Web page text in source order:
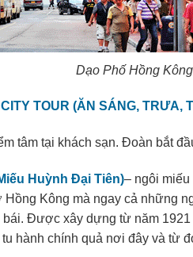
Dạo Phố Hồng Kông
CITY TOUR(ĂN SÁNG, TRƯA,
tâm tại khách sạn. Đoàn bắt
Huỳnh Đại Tiên)– ngôi
Hồng Kông mà ngay cả những
Được xây dựng từ năm
tu hành chính quả nơi đây và từ